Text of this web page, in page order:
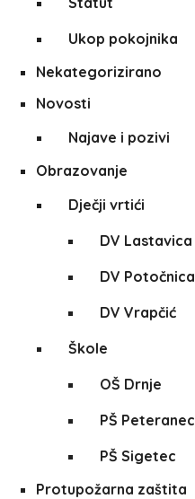
Ukop pokojnika
Nekategorizirano
Novosti
Najave i pozivi
Obrazovanje
Dječji vrtići
DV Lastavica
DV Potočnica
DV Vrapčić
Škole
OŠ Drnje
PŠ Peteranec
PŠ Sigetec
Protupožarna zaštita